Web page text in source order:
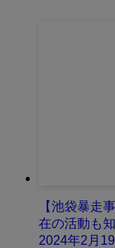
【池袋暴走
在の活動も
2024年2月19